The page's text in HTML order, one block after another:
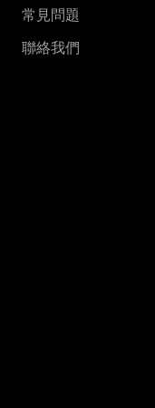
常見問題
聯絡我們